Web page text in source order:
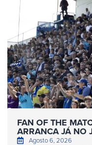
FAN OF THE
ARRANCA JÁ NO
Agosto 6, 2026